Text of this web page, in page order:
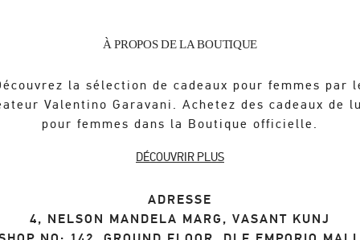
À PROPOS DE LA BOUTIQUE
la sélection de cadeaux pour femmes par
Valentino Garavani. Achetez des cadeaux de
pour femmes dans la Boutique officielle.
DÉCOUVRIR PLUS
ADRESSE
4, NELSON MANDELA MARG, VASANT KUNJ